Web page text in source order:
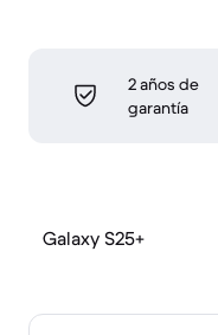
2 años de
garantía
Galaxy S25+